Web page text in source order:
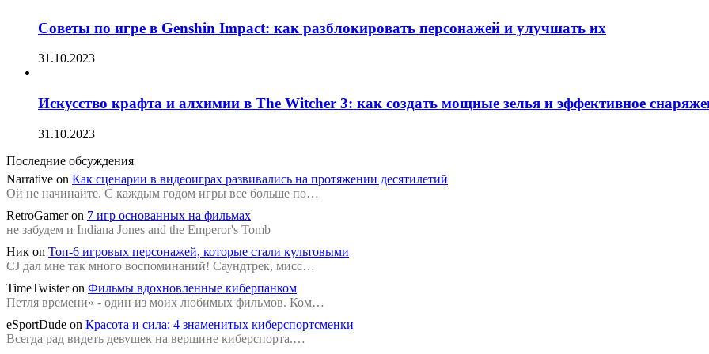
Советы по игре в Genshin Impact: как разблокировать персонажей и улучшать их
31.10.2023
Искусство крафта и алхимии в The Witcher 3: как создать мощные зелья и эффективное
31.10.2023
Последние обсуждения
Narrative on Как сценарии в видеоиграх развивались на протяжении десятилетий
Ой не начинайте. С каждым годом игры все больше по…
RetroGamer on 7 игр основанных на фильмах
не забудем и Indiana Jones and the Emperor's Tomb
Ник on Топ-6 игровых персонажей, которые стали культовыми
CJ дал мне так много воспоминаний! Саундтрек, мисс…
TimeTwister on Фильмы вдохновленные киберпанком
Петля времени» - один из моих любимых фильмов. Ком…
eSportDude on Красота и сила: 4 знаменитых киберспортсменки
Всегда рад видеть девушек на вершине киберспорта.…